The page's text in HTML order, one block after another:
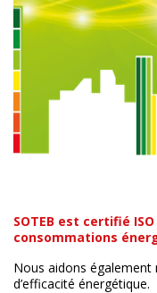
SOTEB est certifié
consommations
Nous aidons également
d’efficacité énergétique.